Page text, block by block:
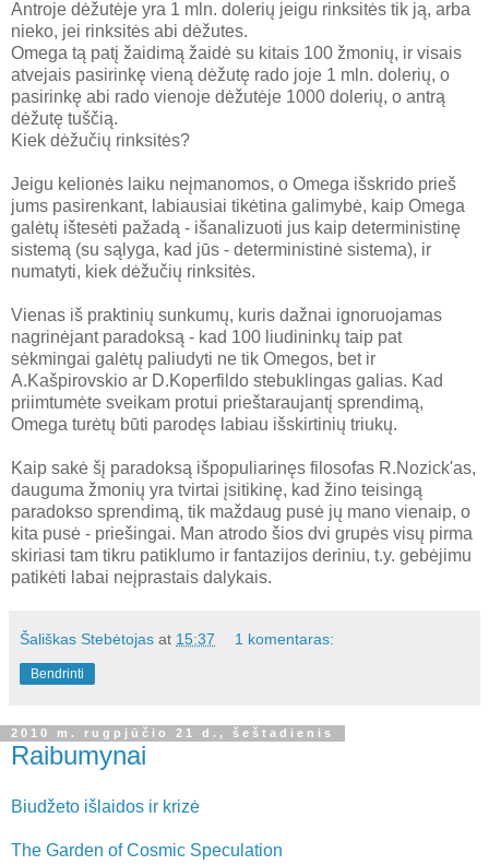
Antroje dėžutėje yra 1 mln. dolerių jeigu rinksitės tik ją, arba
nieko, jei rinksitės abi dėžutes.
Omega tą patį žaidimą žaidė su kitais 100 žmonių, ir visais
atvejais pasirinkę vieną dėžutę rado joje 1 mln. dolerių, o
pasirinkę abi rado vienoje dėžutėje 1000 dolerių, o antrą
dėžutę tuščią.
Kiek dėžučių rinksitės?
Jeigu kelionės laiku neįmanomos, o Omega išskrido prieš
jums pasirenkant, labiausiai tikėtina galimybė, kaip Omega
galėtų ištesėti pažadą - išanalizuoti jus kaip deterministinę
sistemą (su sąlyga, kad jūs - deterministinė sistema), ir
numatyti, kiek dėžučių rinksitės.
Vienas iš praktinių sunkumų, kuris dažnai ignoruojamas
nagrinėjant paradoksą - kad 100 liudininkų taip pat
sėkmingai galėtų paliudyti ne tik Omegos, bet ir
A.Kašpirovskio ar D.Koperfildo stebuklingas galias. Kad
priimtumėte sveikam protui prieštaraujantį sprendimą,
Omega turėtų būti parodęs labiau išskirtinių triukų.
Kaip sakė šį paradoksą išpopuliarinęs filosofas R.Nozick'as,
dauguma žmonių yra tvirtai įsitikinę, kad žino teisingą
paradokso sprendimą, tik maždaug pusė jų mano vienaip, o
kita pusė - priešingai. Man atrodo šios dvi grupės visų pirma
skiriasi tam tikru patiklumo ir fantazijos deriniu, t.y. gebėjimu
patikėti labai neįprastais dalykais.
Šališkas Stebėtojas at 15:37 1 komentaras:
Bendrinti
2010 m. rugpjūčio 21 d., šeštadienis
Raibumynai
Biudžeto išlaidos ir krizė
The Garden of Cosmic Speculation